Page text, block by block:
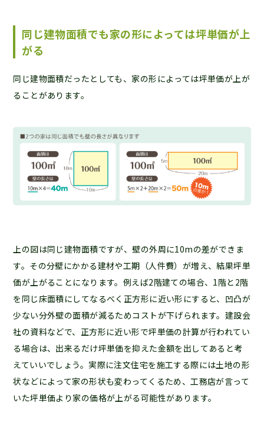
同じ建物面積でも家の形によっては坪単価が上
がる
同じ建物面積だったとしても、家の形によっては坪単価が上が
ることがあります。
上の図は同じ建物面積ですが、壁の外周に10mの差ができま
す。その分壁にかかる建材や工期（人件費）が増え、結果坪単
価が上がることになります。例えば2階建ての場合、1階と2階
を同じ床面積にしてなるべく正方形に近い形にすると、凹凸が
少ない分外壁の面積が減るためコストが下げられます。建設会
社の資料などで、正方形に近い形で坪単価の計算が行われてい
る場合は、出来るだけ坪単価を抑えた金額を出してあると考
えていいでしょう。実際に注文住宅を施工する際には土地の形
状などによって家の形状も変わってくるため、工務店が言って
いた坪単価より家の価格が上がる可能性があります。